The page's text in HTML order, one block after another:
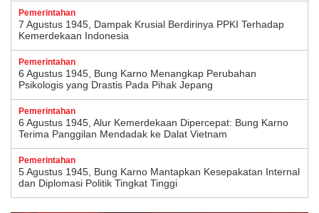
Pemerintahan
7 Agustus 1945, Dampak Krusial Berdirinya PPKI Terhadap
Kemerdekaan Indonesia
Pemerintahan
6 Agustus 1945, Bung Karno Menangkap Perubahan
Psikologis yang Drastis Pada Pihak Jepang
Pemerintahan
6 Agustus 1945, Alur Kemerdekaan Dipercepat: Bung Karno
Terima Panggilan Mendadak ke Dalat Vietnam
Pemerintahan
5 Agustus 1945, Bung Karno Mantapkan Kesepakatan Internal
dan Diplomasi Politik Tingkat Tinggi